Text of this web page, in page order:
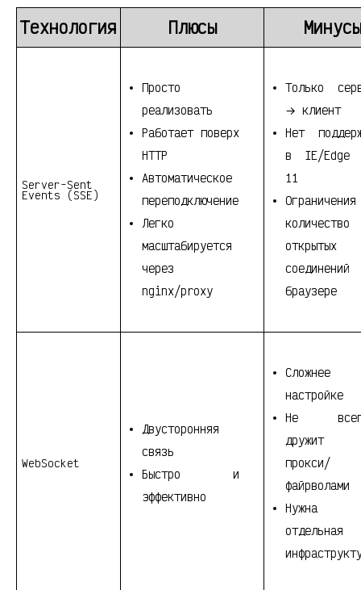
Технология Плюсы Минусы
Server-Sent
Events (SSE)
Просто
реализовать
Работает поверх
HTTP
Автоматическое
переподключение
Легко
масштабируется
через
nginx/proxy
Только
→ клиент
Нет
в IE/Edge
11
количество
открытых
браузере
WebSocket
Двусторонняя
связь
Быстро и
эффективно
настройке
Не
дружит
прокси/
файрволами
Нужна
отдельная